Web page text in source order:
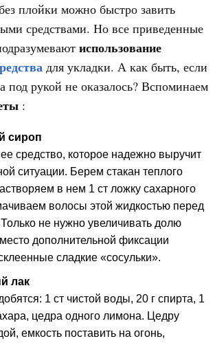
плойки можно быстро завить
средствами. Но все приведенные
использование
для укладки. А как быть, если
под рукой не оказалось? Вспоминаем
:
сироп
средство, которое надежно выручит
ситуации. Берем стакан теплого
в нем 1 ст ложку сахарного
волосы этой жидкостью перед
не нужно увеличивать долю
дополнительной фиксации
сладкие «сосульки».
лак
1 ст чистой воды, 20 г спирта, 1
цедра одного лимона. Цедру
емкость поставить на огонь,